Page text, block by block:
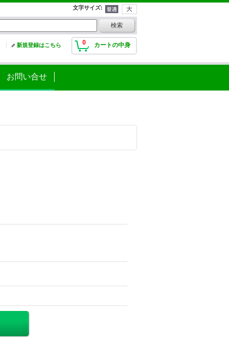
文字サイズ:
0 カートの中身
新規登録はこちら
お問い合せ